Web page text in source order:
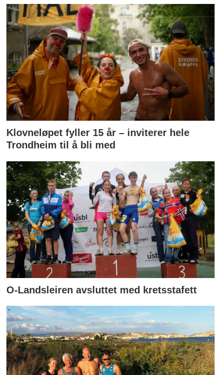
Klovneløpet fyller 15 år – inviterer hele
Trondheim til å bli med
O-Landsleiren avsluttet med kretsstafett